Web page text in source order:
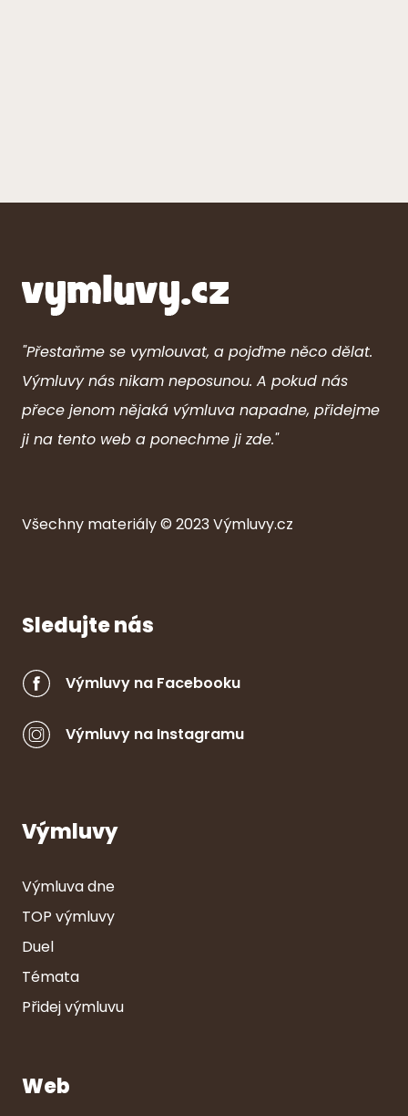
"Přestaňme se vymlouvat, a pojďme něco dělat.
Výmluvy nás nikam neposunou. A pokud nás
přece jenom nějaká výmluva napadne, přidejme
ji na tento web a ponechme ji zde."
Všechny materiály © 2023Výmluvy.cz
Sledujte nás
Výmluvy na Facebooku
Výmluvy na Instagramu
Výmluvy
Výmluva dne
TOP výmluvy
Duel
Témata
Přidej výmluvu
Web